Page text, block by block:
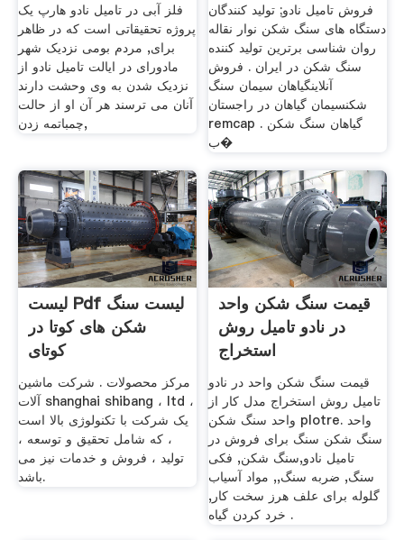
فلز آبی در تامیل نادو هارپ یک
پروژه تحقیقاتی است که در ظاهر
برای, مردم بومی نزدیک شهر
مادورای در ایالت تامیل نادو از
نزدیک شدن به وی وحشت دارند
آنان می ترسند هر آن او از حالت
چمباتمه زدن,
فروش تامیل نادو; تولید کنندگان
دستگاه های سنگ شکن نوار نقاله
روان شناسی برترین تولید کننده
سنگ شکن در ایران . فروش
آنلاینگیاهان سیمان سنگ
شکنسیمان گیاهان در راجستان
remcap . گیاهان سنگ شکن
ب�
لیست Pdf لیست سنگ
شکن های کوتا در
کوتای
مرکز محصولات . شرکت ماشین
آلات shanghai shibang ، ltd ،
یک شرکت با تکنولوژی بالا است
، که شامل تحقیق و توسعه ،
تولید ، فروش و خدمات نیز می
باشد.
قیمت سنگ شکن واحد
در نادو تامیل روش
استخراج
قیمت سنگ شکن واحد در نادو
تامیل روش استخراج مدل کار از
واحد سنگ شکن plotre. واحد
سنگ شکن سنگ برای فروش در
تامیل نادو,سنگ شکن, فکی
سنگ, ضربه سنگ,, مواد آسیاب
گلوله برای علف هرز سخت کار,
خرد کردن گیاه .